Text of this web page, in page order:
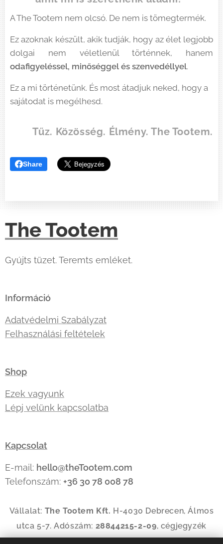
A The Tootem nem olcsó. De nem is tömegtermék.
Ez azoknak készült, akik tudják, hogy az élet legjobb
dolgai nem véletlenül történnek, hanem
odafigyeléssel, minőséggel és szenvedéllyel.
Ez a mi történetünk. És most átadjuk neked, hogy a
sajátodat is megélhesd.
Tűz. Közösség. Élmény. The Tootem.
Share
The Tootem
Gyújts tüzet. Teremts emléket.
Információ
Adatvédelmi Szabályzat
Felhasználási feltételek
Shop
Ezek vagyunk
Lépj velünk kapcsolatba
Kapcsolat
E-mail: hello@theTootem.com
Telefonszám: +36 30 78 008 78
Vállalat: The Tootem Kft. H-4030 Debrecen, Álmos
utca 5-7. Adószám: 28844215-2-09, cégjegyzék
szám:09-09-035144